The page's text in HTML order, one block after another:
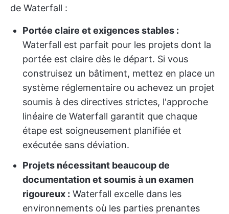
de Waterfall :
Portée claire et exigences stables :
Waterfall est parfait pour les projets dont la
portée est claire dès le départ. Si vous
construisez un bâtiment, mettez en place un
système réglementaire ou achevez un projet
soumis à des directives strictes, l'approche
linéaire de Waterfall garantit que chaque
étape est soigneusement planifiée et
exécutée sans déviation.
Projets nécessitant beaucoup de
documentation et soumis à un examen
rigoureux : Waterfall excelle dans les
environnements où les parties prenantes